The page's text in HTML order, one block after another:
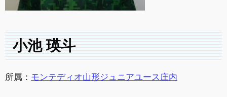
小池 瑛斗
所属： モンテディオ山形ジュニアユース庄内